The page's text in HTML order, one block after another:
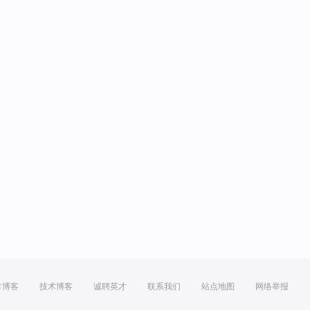
博客 技术博客 诚聘英才 联系我们 站点地图 网络举报